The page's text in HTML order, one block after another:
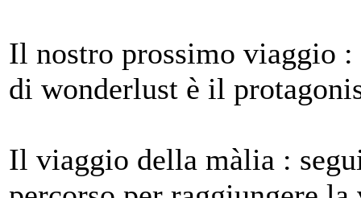
Il nostro prossimo viaggio :
di wonderlust è il
Il viaggio della màlia :